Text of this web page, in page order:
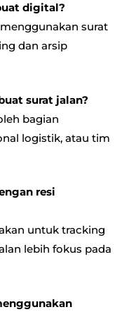
digital?
surat
dan arsip
surat jalan?
bagian
logistik, atau tim
resi
untuk tracking
lebih fokus pada